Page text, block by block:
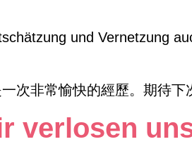
und Vernetzung
次非常愉快的經歷。期待下
verlosen